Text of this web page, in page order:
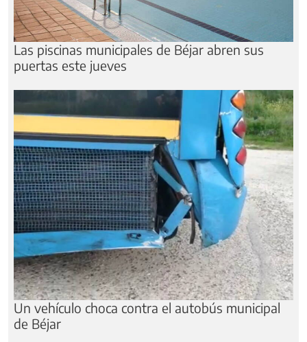
Las piscinas municipales de Béjar abren sus
puertas este jueves
Un vehículo choca contra el autobús municipal
de Béjar